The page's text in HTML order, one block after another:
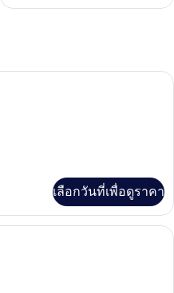
ผ้าปูที่นอนฝ้ายอียิปต์, เครื่องนอนระดับ
เลือกวันที่เพื่อดูราคา
ผ้าปูที่นอนฝ้ายอียิปต์, เครื่องนอนระดับ